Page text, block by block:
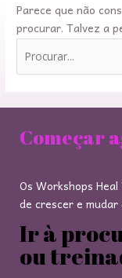
Parece que não
procurar. Talvez a
Começar
Os Workshops
de crescer e mudar
Ir à
ou